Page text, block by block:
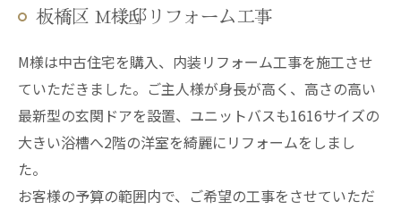
板橋区 M様邸リフォーム工事
M様は中古住宅を購入、内装リフォーム工事を施工させ
ていただきました。ご主人様が身長が高く、高さの高い
最新型の玄関ドアを設置、ユニットバスも1616サイズの
大きい浴槽へ2階の洋室を綺麗にリフォームをしまし
た。
お客様の予算の範囲内で、ご希望の工事をさせていただ